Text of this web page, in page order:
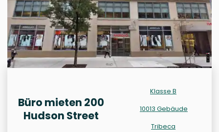
Büro mieten 200
Hudson Street
Klasse B
10013 Gebäude
Tribeca